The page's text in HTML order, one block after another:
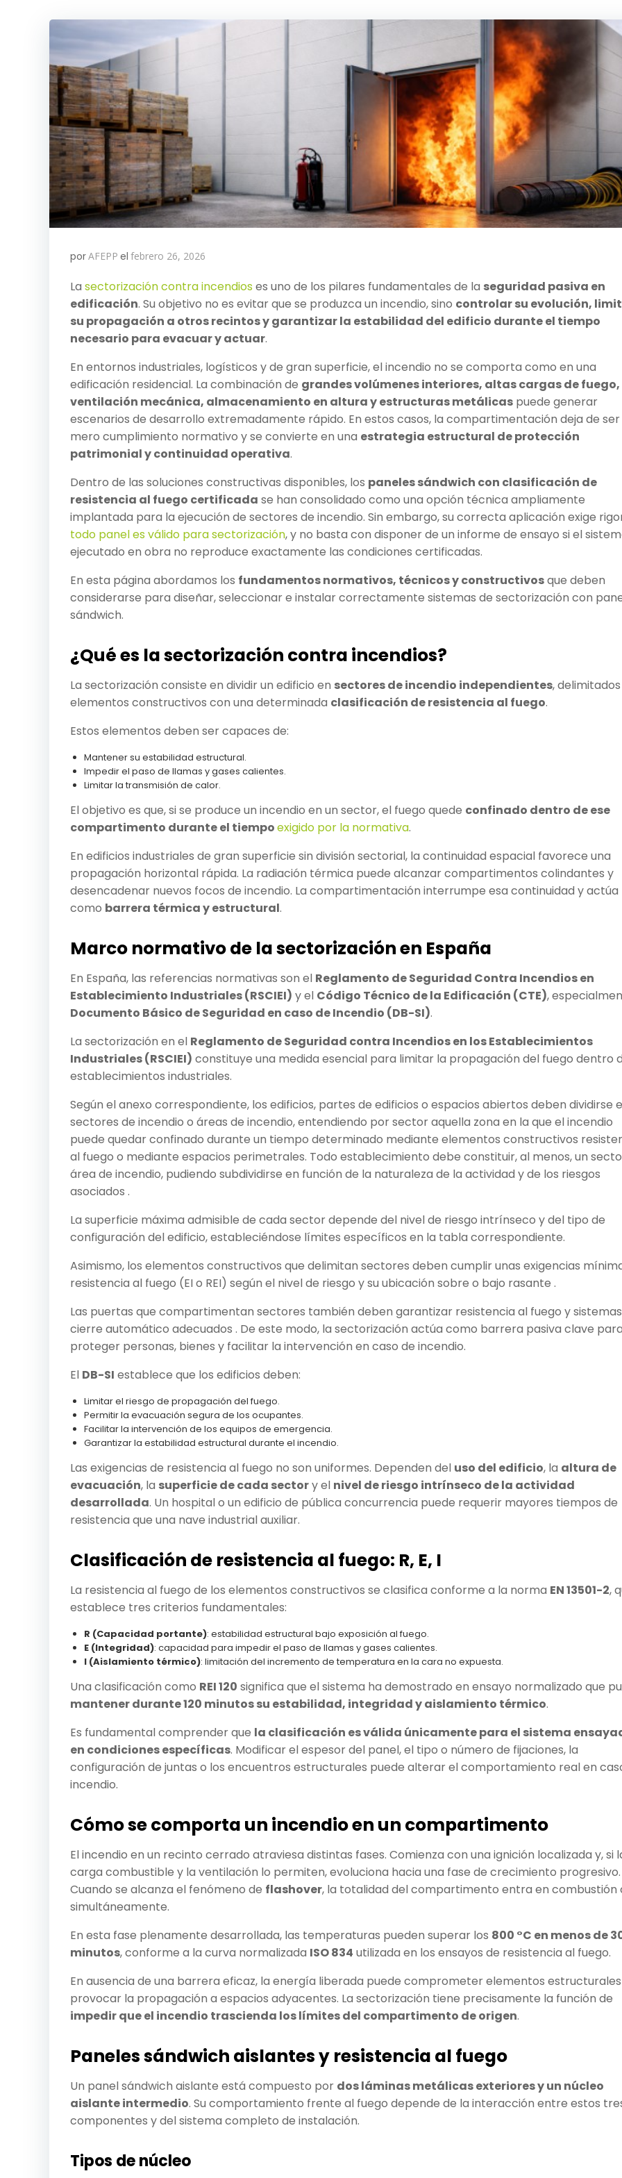
porAFEPP el febrero 26, 2026
La sectorización contra incendios es uno de los pilares fundamentales de la seguridad pasiva en
edificación. Su objetivo no es evitar que se produzca un incendio, sino controlar su evolución,
su propagación a otros recintos y garantizar la estabilidad del edificio durante el tiempo
necesario para evacuar y actuar.
En entornos industriales, logísticos y de gran superficie, el incendio no se comporta como en una
edificación residencial. La combinación de grandes volúmenes interiores, altas cargas de fuego,
ventilación mecánica, almacenamiento en altura y estructuras metálicas puede generar
escenarios de desarrollo extremadamente rápido. En estos casos, la compartimentación deja de ser
mero cumplimiento normativo y se convierte en una estrategia estructural de protección
patrimonial y continuidad operativa.
Dentro de las soluciones constructivas disponibles, los paneles sándwich con clasificación de
resistencia al fuego certificada se han consolidado como una opción técnica ampliamente
implantada para la ejecución de sectores de incendio. Sin embargo, su correcta aplicación exige
todo panel es válido para sectorización, y no basta con disponer de un informe de ensayo si el
ejecutado en obra no reproduce exactamente las condiciones certificadas.
En esta página abordamos los fundamentos normativos, técnicos y constructivosque deben
considerarse para diseñar, seleccionar e instalar correctamente sistemas de sectorización con
sándwich.
¿Qué es la sectorización contra incendios?
La sectorización consiste en dividir un edificio en sectores de incendio independientes,
elementos constructivos con una determinada clasificación de resistencia al fuego.
Estos elementos deben ser capaces de:
Mantener su estabilidad estructural.
Impedir el paso de llamas y gases calientes.
Limitar la transmisión de calor.
El objetivo es que, si se produce un incendio en un sector, el fuego quede confinado dentro de ese
compartimento durante el tiempoexigido por la normativa.
En edificios industriales de gran superficie sin división sectorial, la continuidad espacial favorece una
propagación horizontal rápida. La radiación térmica puede alcanzar compartimentos colindantes y
desencadenar nuevos focos de incendio. La compartimentación interrumpe esa continuidad y actúa
como barrera térmica y estructural.
Marco normativo de la sectorización en España
En España, las referencias normativas son el Reglamento de Seguridad Contra Incendios en
Establecimiento Industriales (RSCIEI) y el Código Técnico de la Edificación (CTE),
Documento Básico de Seguridad en caso de Incendio (DB-SI).
La sectorización en el Reglamento de Seguridad contra Incendios en los Establecimientos
Industriales (RSCIEI) constituye una medida esencial para limitar la propagación del fuego dentro
establecimientos industriales.
Según el anexo correspondiente, los edificios, partes de edificios o espacios abiertos deben dividirse
sectores de incendio o áreas de incendio, entendiendo por sector aquella zona en la que el incendio
puede quedar confinado durante un tiempo determinado mediante elementos constructivos
al fuego o mediante espacios perimetrales. Todo establecimiento debe constituir, al menos, un
área de incendio, pudiendo subdividirse en función de la naturaleza de la actividad y de los riesgos
asociados .
La superficie máxima admisible de cada sector depende del nivel de riesgo intrínseco y del tipo de
configuración del edificio, estableciéndose límites específicos en la tabla correspondiente.
Asimismo, los elementos constructivos que delimitan sectores deben cumplir unas exigencias
resistencia al fuego (EI o REI) según el nivel de riesgo y su ubicación sobre o bajo rasante .
Las puertas que compartimentan sectores también deben garantizar resistencia al fuego y
cierre automático adecuados . De este modo, la sectorización actúa como barrera pasiva clave
proteger personas, bienes y facilitar la intervención en caso de incendio.
El DB-SI establece que los edificios deben:
Limitar el riesgo de propagación del fuego.
Permitir la evacuación segura de los ocupantes.
Facilitar la intervención de los equipos de emergencia.
Garantizar la estabilidad estructural durante el incendio.
Las exigencias de resistencia al fuego no son uniformes. Dependen del uso del edificio, la altura de
evacuación, la superficie de cada sectory el nivel de riesgo intrínseco de la actividad
desarrollada. Un hospital o un edificio de pública concurrencia puede requerir mayores tiempos de
resistencia que una nave industrial auxiliar.
Clasificación de resistencia al fuego: R, E, I
La resistencia al fuego de los elementos constructivos se clasifica conforme a la norma EN 13501-2,
establece tres criterios fundamentales:
R (Capacidad portante): estabilidad estructural bajo exposición al fuego.
E (Integridad): capacidad para impedir el paso de llamas y gases calientes.
I (Aislamiento térmico): limitación del incremento de temperatura en la cara no expuesta.
Una clasificación como REI 120 significa que el sistema ha demostrado en ensayo normalizado que
mantener durante 120 minutos su estabilidad, integridad y aislamiento térmico.
Es fundamental comprender que la clasificación es válida únicamente para el sistema
en condiciones específicas. Modificar el espesor del panel, el tipo o número de fijaciones, la
configuración de juntas o los encuentros estructurales puede alterar el comportamiento real en
incendio.
Cómo se comporta un incendio en un compartimento
El incendio en un recinto cerrado atraviesa distintas fases. Comienza con una ignición localizada y, si
carga combustible y la ventilación lo permiten, evoluciona hacia una fase de crecimiento progresivo.
Cuando se alcanza el fenómeno de flashover, la totalidad del compartimento entra en combustión
simultáneamente.
En esta fase plenamente desarrollada, las temperaturas pueden superar los 800 °C en menos de
minutos, conforme a la curva normalizada ISO 834 utilizada en los ensayos de resistencia al fuego.
En ausencia de una barrera eficaz, la energía liberada puede comprometer elementos
provocar la propagación a espacios adyacentes. La sectorización tiene precisamente la función de
impedir que el incendio trascienda los límites del compartimento de origen.
Paneles sándwich aislantes y resistencia al fuego
Un panel sándwich aislante está compuesto por dos láminas metálicas exteriores y un núcleo
aislante intermedio. Su comportamiento frente al fuego depende de la interacción entre estos
componentes y del sistema completo de instalación.
Tipos de núcleo